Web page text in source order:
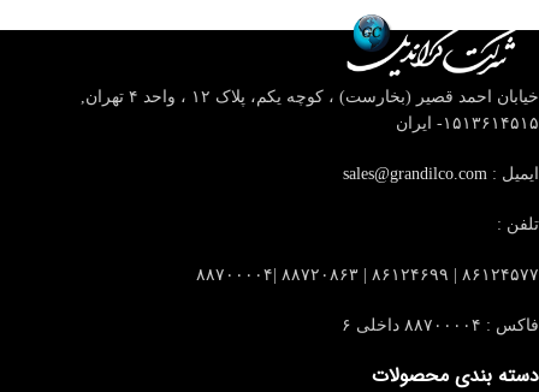
خیابان احمد قصیر (بخارست) ، کوچه یکم، پلاک ۱۲ ، واحد ۴
تهران,
۱۵۱۳۶۱۴۵۱۵- ایران
ایمیل : sales@grandilco.com
تلفن :
۸۶۱۲۴۵۷۷ | ۸۶۱۲۴۶۹۹ | ۸۸۷۲۰۸۶۳ |۸۸۷۰۰۰۰۴
فاکس : ۸۸۷۰۰۰۰۴ داخلی ۶
دسته بندی محصولات